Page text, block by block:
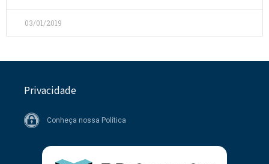
03/01/2019
Privacidade
Conheça nossa Política